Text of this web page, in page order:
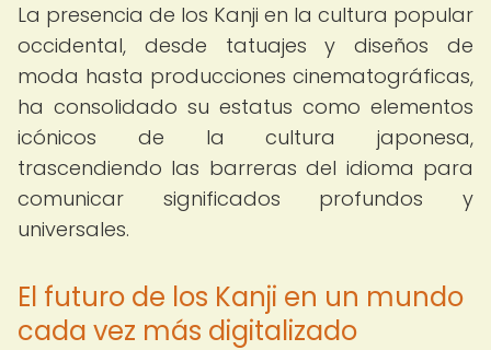
La presencia de los Kanji en la cultura popular
occidental, desde tatuajes y diseños de
moda hasta producciones cinematográficas,
ha consolidado su estatus como elementos
icónicos de la cultura japonesa,
trascendiendo las barreras del idioma para
comunicar significados profundos y
universales.
El futuro de los Kanji en un mundo
cada vez más digitalizado